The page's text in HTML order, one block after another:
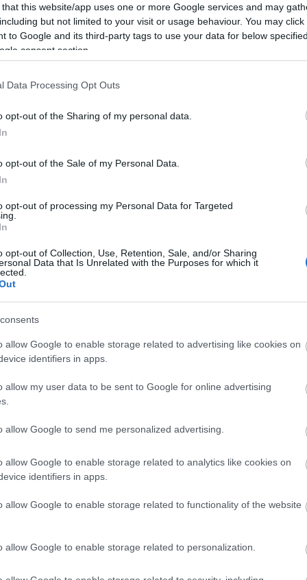
that this website/app uses one or more Google services and may
but not limited to your visit or usage behaviour. You may
to Google and its third-party tags to use your data for below
consent section.
Data Processing Opt Outs
opt-out of the Sharing of my personal data.
opt-out of the Sale of my Personal Data.
opt-out of processing my Personal Data for Targeted
opt-out of Collection, Use, Retention, Sale, and/or Sharing
Data that Is Unrelated with the Purposes for which it
allow Google to enable storage related to advertising like cookies on
identifiers in apps.
allow my user data to be sent to Google for online advertising
allow Google to send me personalized advertising.
allow Google to enable storage related to analytics like cookies on
identifiers in apps.
allow Google to enable storage related to functionality of the website
allow Google to enable storage related to personalization.
στην «Π» – και θέλοντας να καταρρίψει τις εν
στο Δικαστικό Σώμα, σε υψηλόβαθμες θέσεις. Με
κοινωνία και δεν διαβάλλεται η προσωπικότητά
τη Δημοκρατία, διαθέτοντας νου και κρίση, που με
Με τις τροποποιήσεις που επέρχονται, είναι πλήρως
κι έρχεται να αγωνισθεί για το δίκαιο των πολλών,
εθνικής μας κυριαρχίας».
από Πανελλαδικό Συνέδριο 70 στελεχών του,
«Δεν είναι δυνατόν να παρακαμφθεί το τεκμήριο της
ισχύ η ευρωπαϊκή οδηγία και θα συνιστά «εκτροπή» ή
για χθεσινό δημοσίευμα που ανέφερε ότι «έχει σχέσεις
«Δημοκρατία» να αναρωτιέται αν αποτελεί
η απάντησή του: «Δεν έχω την παραμικρή επαφή.
του Αρείου Πάγου αποκάλυψε στην «Π» ότι εφόσον
Αχαΐα, την Αθήνα και τη Θεσσαλονίκη, χωρίς προς το
του λεκανοπεδίου και της συμπρωτεύουσας…